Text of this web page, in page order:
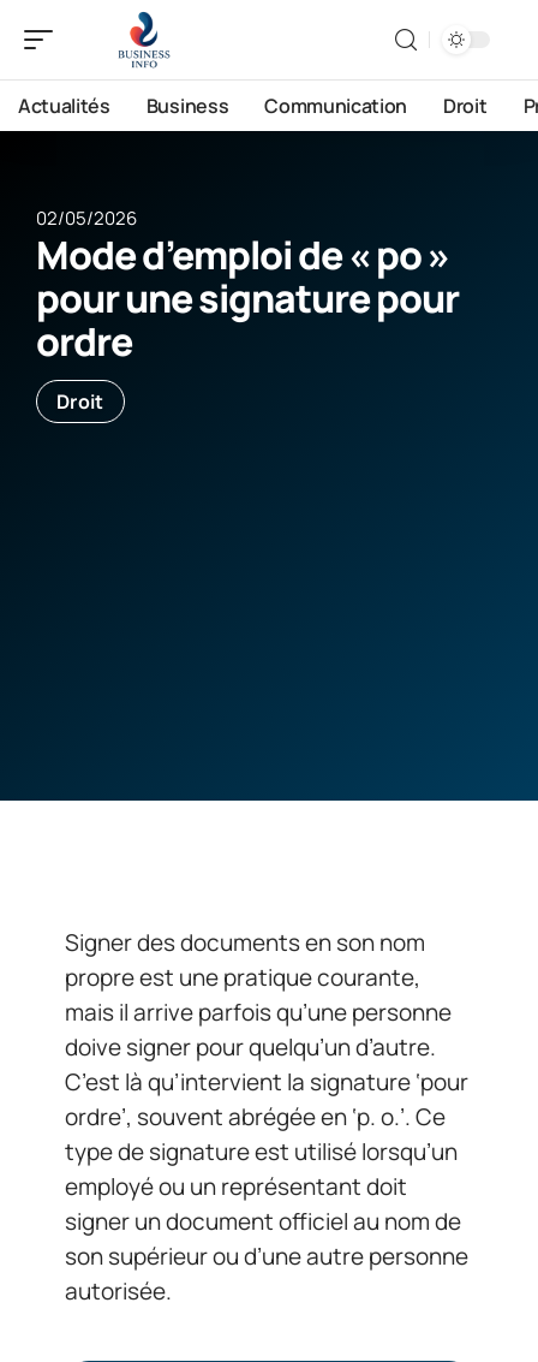
Actualités Business Communication Droit
02/05/2026
Mode d’emploi de « po »
pour une signature pour
ordre
Droit
Signer des documents en son nom
propre est une pratique courante,
mais il arrive parfois qu’une personne
doive signer pour quelqu’un d’autre.
C’est là qu’intervient la signature ‘pour
ordre’, souvent abrégée en ‘p. o.’. Ce
type de signature est utilisé lorsqu’un
employé ou un représentant doit
signer un document officiel au nom de
son supérieur ou d’une autre personne
autorisée.